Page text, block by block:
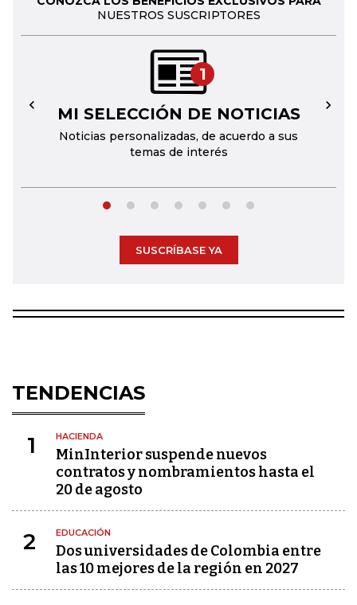
NUESTROS SUSCRIPTORES
1
MI SELECCIÓN DE NOTICIAS
Noticias personalizadas, de acuerdo a sus
temas de interés
← →
SUSCRÍBASE YA
TENDENCIAS
1 HACIENDA
MinInterior suspende nuevos
contratos y nombramientos hasta el
20 de agosto
2 EDUCACIÓN
Dos universidades de Colombia entre
las 10 mejores de la región en 2027